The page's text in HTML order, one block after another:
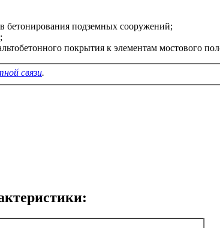
бетонирования подземных сооружений;
покрытия к элементам мостового
связи.